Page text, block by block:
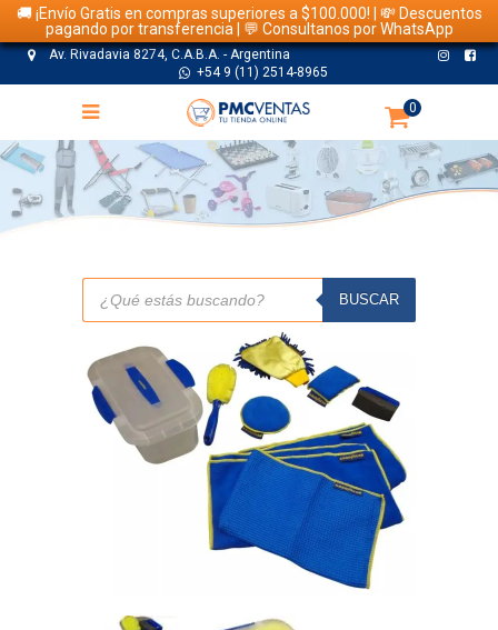
🚚 ¡Envío Gratis en compras superiores a $100.000! | 💸 Descuentos
pagando por transferencia | 💬 Consultanos por WhatsApp
Av. Rivadavia 8274, C.A.B.A. - Argentina
+54 9 (11) 2514-8965
0
TIENDA
Búsqueda
productos
BUSCAR